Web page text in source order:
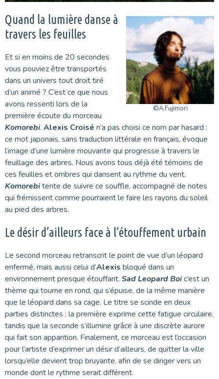
©A.Fujimori
Quand la lumière danse à
travers les feuilles
Et si en moins de 20 secondes
vous pouviez être transportés
dans un univers tout droit tiré
d’un animé ? C’est ce que nous
avons ressenti lors de la
première écoute du morceau
Komorebi. Alexis Croisé n’a pas choisi ce nom par hasard :
ce mot japonais, sans traduction littérale en français, évoque
l’image d’une lumière mouvante qui progresse à travers le
feuillage des arbres. Nous avons tous déjà été témoins de
ces feuilles et ombres qui dansent au rythme du vent.
Komorebitente de suivre ce souffle, accompagné de notes
qui frémissent comme pourraient le faire les rayons du soleil
au pied des arbres.
Le désir d’ailleurs face à l’étouffement urbain
Le second morceau retranscrit le point de vue d’un léopard
enfermé, mais aussi celui d’Alexis bloqué dans un
environnement presque étouffant. Sad Leopard Boic’est un
thème qui tourne en rond, qui s’épuise, de la même manière
que le léopard dans sa cage. Le titre se scinde en deux
parties distinctes : la première exprime cette fatigue circulaire,
tandis que la seconde s’illumine grâce à une discrète aurore
qui fait son apparition. Finalement, ce morceau est l’occasion
pour l’artiste d’exprimer un désir d’ailleurs, de quitter la ville
lorsqu’elle devient trop bruyante, afin de se diriger vers un
monde dont le rythme serait différent.